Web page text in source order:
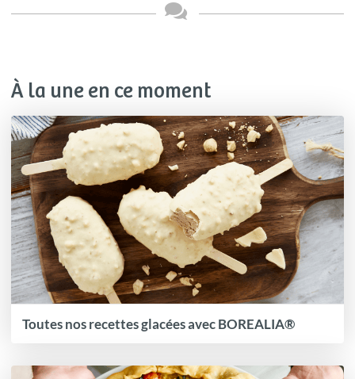
À la une en ce moment
Toutes nos recettes glacées avec BOREALIA®